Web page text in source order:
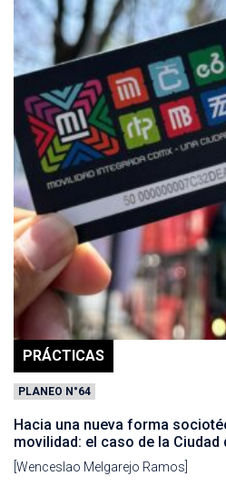
PRÁCTICAS
PLANEO N°64
Hacia una nueva forma
movilidad: el caso de la Ciudad
[Wenceslao Melgarejo Ramos]